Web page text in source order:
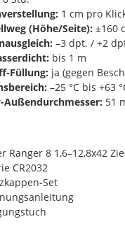
1 cm pro
(Höhe/Seite): ±160
–3 dpt. / +2
bis 1 m
Füllung: ja (gegen
–25 °C bis +63
51
Ranger 8 1,6–12,8x42
CR2032
Set